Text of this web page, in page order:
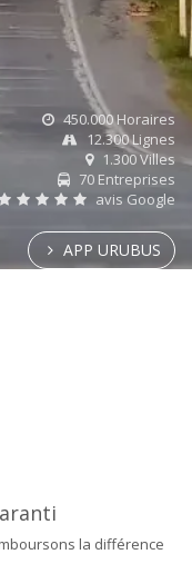
450.000 Horaires
12.300 Lignes
1.300 Villes
70 Entreprises
avis Google
APP URUBUS
la différence